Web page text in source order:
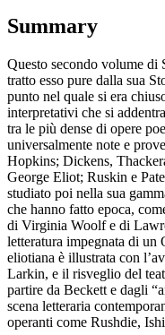
Summary
Questo secondo volume
tratto esso pure dalla sua
punto nel quale si era
interpretativi che si
tra le più dense di opere
universalmente note e
Hopkins; Dickens,
George Eliot; Ruskin e
studiato poi nella sua
che hanno fatto epoca,
di Virginia Woolf e di
letteratura impegnata di un
eliotiana è illustrata con
Larkin, e il risveglio del
partire da Beckett e dagli
scena letteraria
operanti come Rushdie,